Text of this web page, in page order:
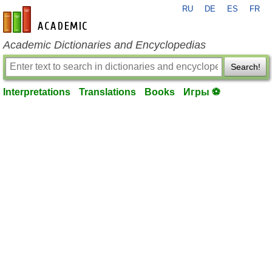
en-academic.com
RU DE ES FR
Academic Dictionaries and Encyclopedias
Search!
Interpretations Translations Books Игры ⚽